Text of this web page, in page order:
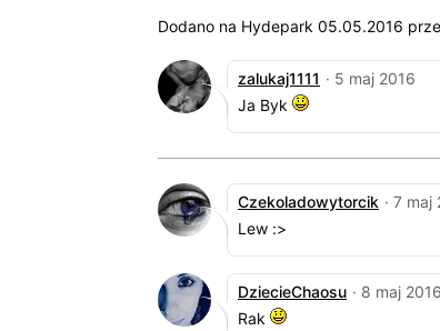
Dodano na Hydepark 05.05.2016
zalukaj1111 · 5 maj 2016
Ja Byk
Czekoladowytorcik · 7 maj
Lew :>
DziecieChaosu · 8 maj 2016
Rak